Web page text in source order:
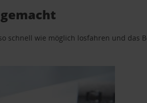
schnell wie möglich losfahren und das